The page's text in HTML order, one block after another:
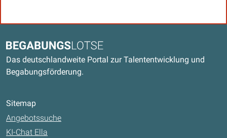
Begabungslotse
Das deutschlandweite Portal zur Talententwicklung und
Begabungsförderung.
Sitemap
Angebotssuche
KI-Chat Ella